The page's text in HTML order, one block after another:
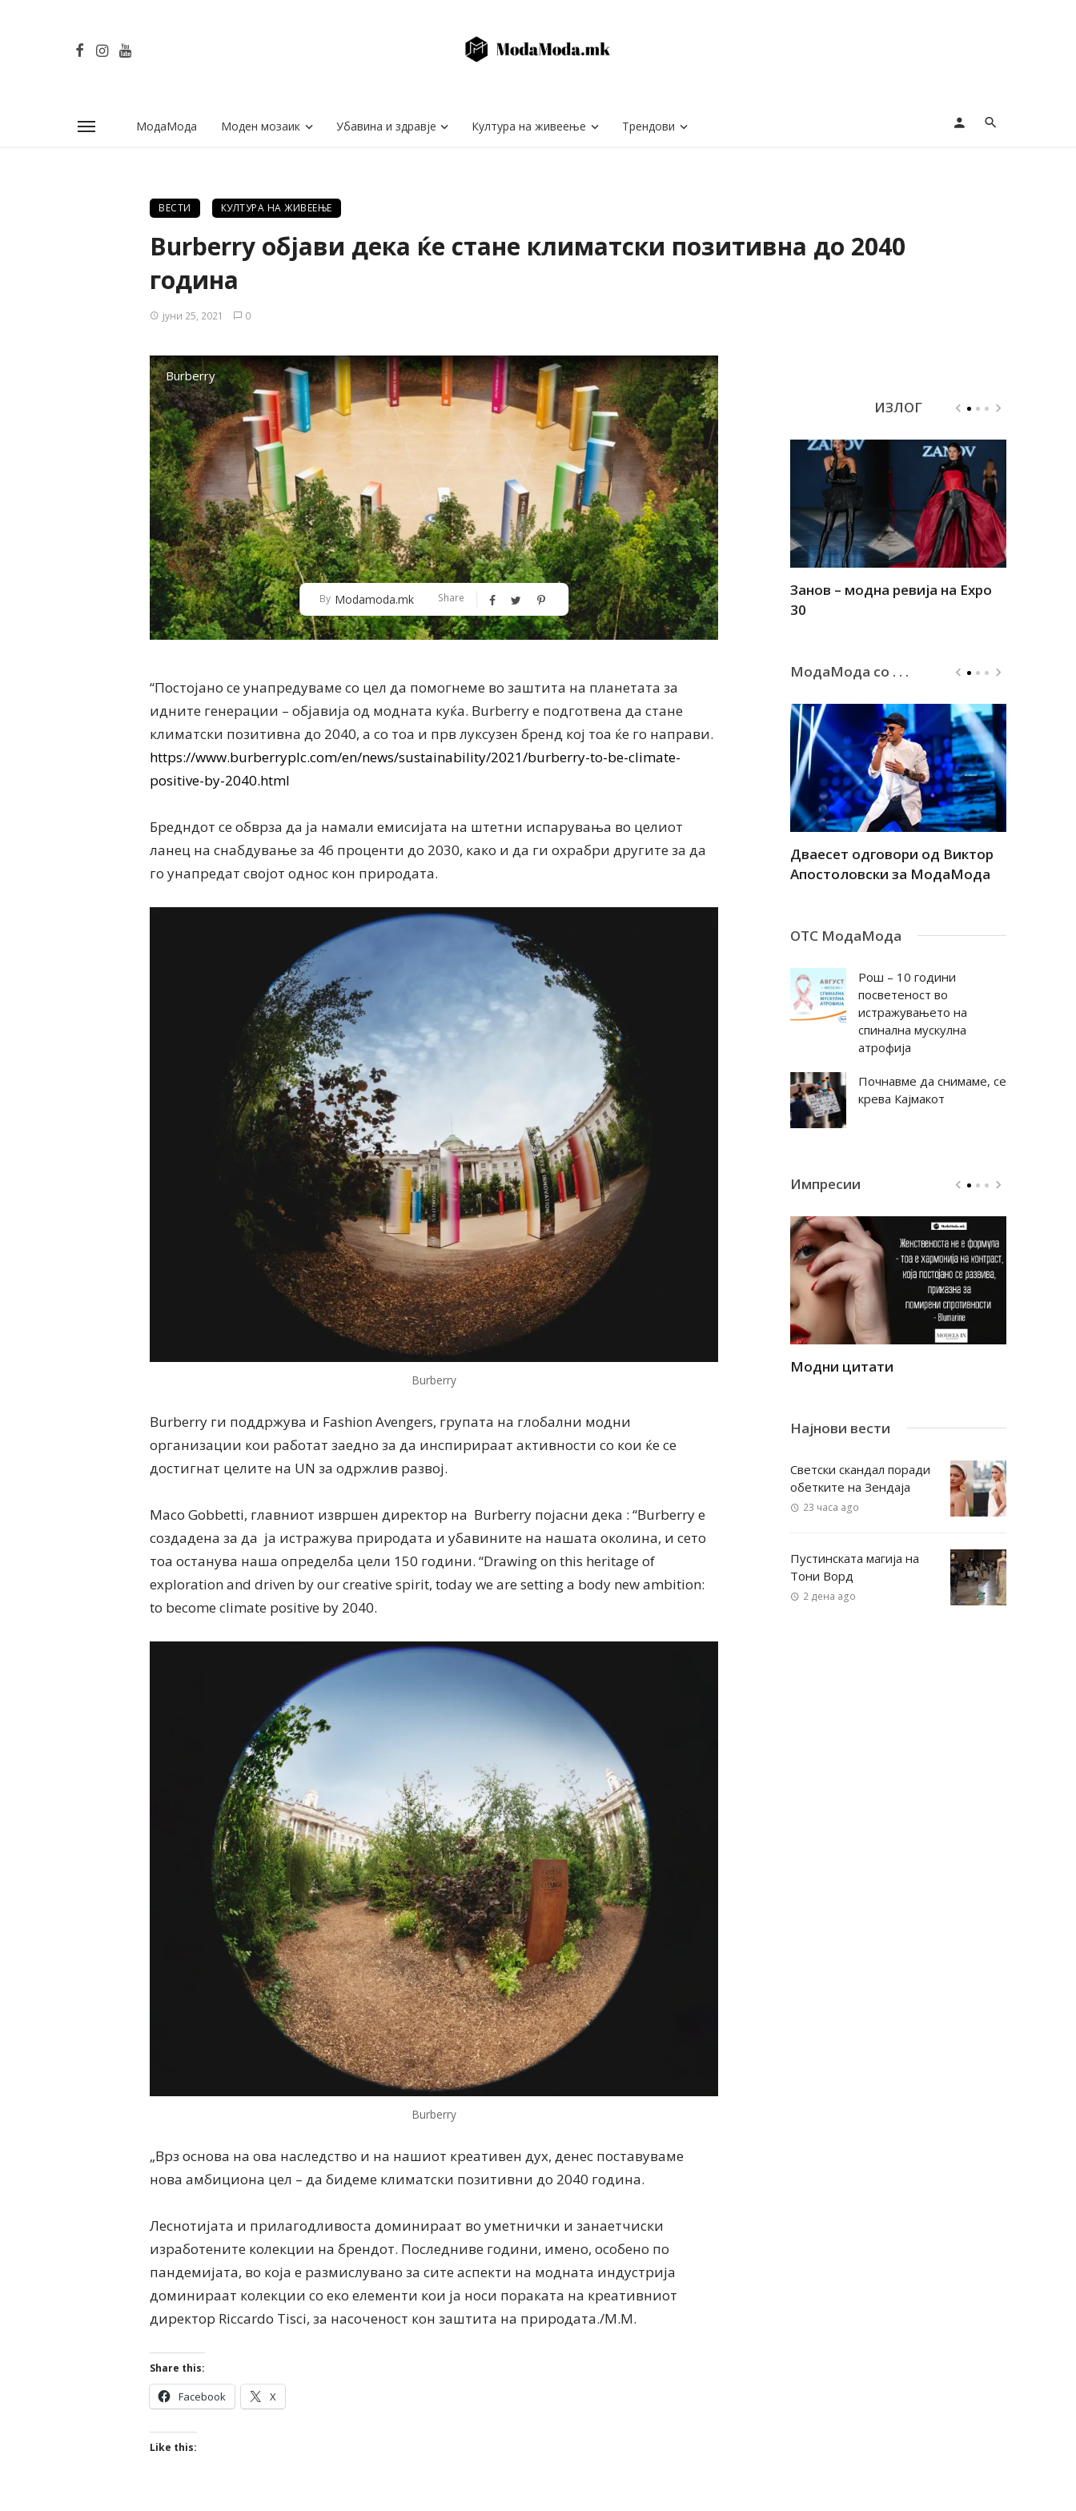
МодаМода Моден мозаик Убавина и здравје Култура на живеење Трендови
ВЕСТИ КУЛТУРА НА ЖИВЕЕЊЕ
Burberry објави дека ќе стане климатски позитивна до 2040
година
јуни 25, 2021 0
Burberry
By Modamoda.mk Share
“Постојано се унапредуваме со цел да помогнеме во заштита на планетата за
идните генерации – објавија од модната куќа. Burberry е подготвена да стане
климатски позитивна до 2040, а со тоа и прв луксузен бренд кој тоа ќе го направи.
https://www.burberryplc.com/en/news/sustainability/2021/burberry-to-be-climate-
positive-by-2040.html
Бредндот се обврза да ја намали емисијата на штетни испарувања во целиот
ланец на снабдување за 46 проценти до 2030, како и да ги охрабри другите за да
го унапредат својот однос кон природата.
Burberry
Burberry ги поддржува и Fashion Avengers, групата на глобални модни
организации кои работат заедно за да инспирираат активности со кои ќе се
достигнат целите на UN за одржлив развој.
Maco Gobbetti, главниот извршен директор на Burberry појасни дека : “Burberry е
создадена за да ја истражува природата и убавините на нашата околина, и сето
тоа останува наша определба цели 150 години. “Drawing on this heritage of
exploration and driven by our creative spirit, today we are setting a body new ambition:
to become climate positive by 2040.
Burberry
„Врз основа на ова наследство и на нашиот креативен дух, денес поставуваме
нова амбициона цел – да бидеме климатски позитивни до 2040 година.
Леснотијата и прилагодливоста доминираат во уметнички и занаетчиски
изработените колекции на брендот. Последниве години, имено, особено по
пандемијата, во која е размислувано за сите аспекти на модната индустрија
доминираат колекции со еко елементи кои ја носи пораката на креативниот
директор Riccardo Tisci, за насоченост кон заштита на природата./М.М.
Share this:
Facebook X
Like this:
ИЗЛОГ
Алшар – модна ревија на Expo
30
Филигрански обетки
Занов – модна ревија на Expo
30
МодаМода со . . .
Дваесет одговори од Милена
Антовска за МодаМода
Дваесет одговори за
Дваесет одговори од Виктор
Апостоловски за МодаМода
ОТС МодаМода
Рош – 10 години
посветеност во
истражувањето на
спинална мускулна
атрофија
Почнавме да снимаме, се
крева Кајмакот
Импресии
Модни цитати Модни цитати Модни цитати
Најнови вести
Светски скандал поради
обетките на Зендаја
23 часа ago
Пустинската магија на
Тони Ворд
2 дена ago